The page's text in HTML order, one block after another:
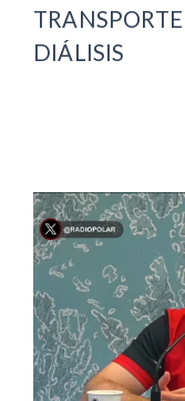
DIÁLISIS